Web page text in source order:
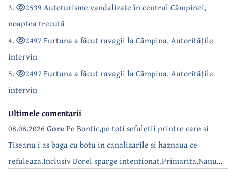
3.
2539 Autoturisme vandalizate în centrul Câmpinei,
noaptea trecută
4.
2497 Furtuna a făcut ravagii la Câmpina. Autoritățile
intervin
5.
2497 Furtuna a făcut ravagii la Câmpina. Autoritățile
intervin
Ultimele comentarii
08.08.2026 GorePe Bontic,pe toti sefuletii printre care si
Tiseanu i as baga cu botu in canalizarile si haznaua ce
refuleaza.Inclusiv Dorel sparge intentionat.Primarita,Nanu